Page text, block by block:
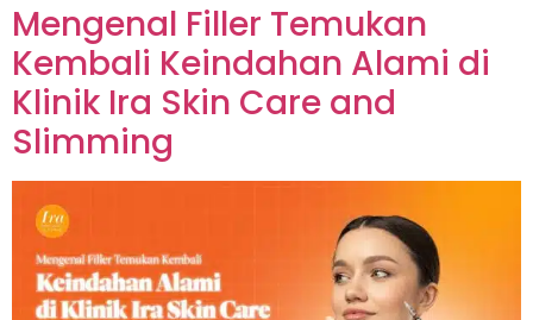
Mengenal Filler Temukan
Kembali Keindahan Alami di
Klinik Ira Skin Care and
Slimming